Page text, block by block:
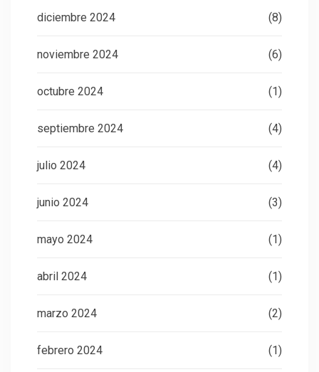
diciembre 2024 (8)
noviembre 2024 (6)
octubre 2024 (1)
septiembre 2024 (4)
julio 2024 (4)
junio 2024 (3)
mayo 2024 (1)
abril 2024 (1)
marzo 2024 (2)
febrero 2024 (1)